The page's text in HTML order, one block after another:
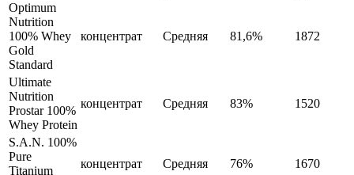
Optimum
Nutrition
100% Whey
Gold
Standard
концентрат Средняя 81,6% 1872
Ultimate
Nutrition
Prostar 100%
Whey Protein
концентрат Средняя 83% 1520
S.A.N. 100%
Pure
Titanium
концентрат Средняя 76% 1670